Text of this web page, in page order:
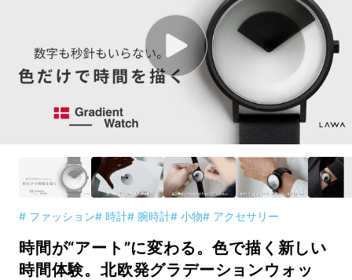
# ファッション# 時計# 腕時計# 小物# アクセサリー
時間が“アート”に変わる。色で描く新しい
時間体験。北欧発グラデーションウォッ